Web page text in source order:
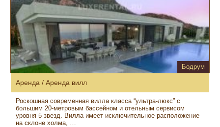
Бодрум
Аренда / Аренда вилл
Роскошная современная вилла класса “ультра-люкс” с
большим 20-метровым бассейном и отельным сервисом
уровня 5 звезд. Вилла имеет исключительное расположение
на склоне холма, …